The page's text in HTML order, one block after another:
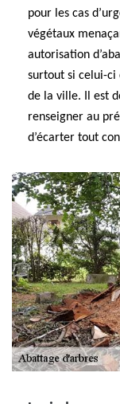
pour les cas
végétaux
autorisation
surtout si celui-ci
de la ville. Il est
renseigner au
d’écarter tout